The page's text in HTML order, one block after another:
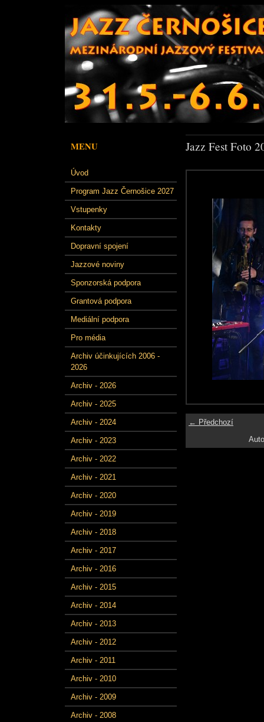
MENU
Úvod
Program Jazz Černošice 2027
Vstupenky
Kontakty
Dopravní spojení
Jazzové noviny
Sponzorská podpora
Grantová podpora
Mediální podpora
Pro média
Archiv účinkujících 2006 -
2026
Archiv - 2026
Archiv - 2025
Archiv - 2024
Archiv - 2023
Archiv - 2022
Archiv - 2021
Archiv - 2020
Archiv - 2019
Archiv - 2018
Archiv - 2017
Archiv - 2016
Archiv - 2015
Archiv - 2014
Archiv - 2013
Archiv - 2012
Archiv - 2011
Archiv - 2010
Archiv - 2009
Archiv - 2008
Jazz Fest Foto
← Předchozí